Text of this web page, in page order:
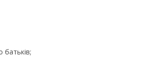
батьків;